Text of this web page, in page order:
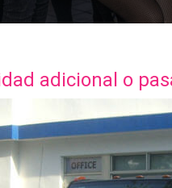
adicional o